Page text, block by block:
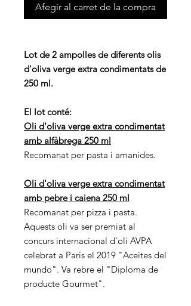
Afegir al carret de la compra
Lot de 2 ampolles de diferents olis
d'oliva verge extra condimentats de
250 ml.
El lot conté:
Oli d'oliva verge extra condimentat
amb alfàbrega 250 ml
Recomanat per pasta i amanides.
Oli d'oliva verge extra condimentat
amb pebre i caiena 250 ml
Recomanat per pizza i pasta.
Aquests oli va ser premiat al
concurs internacional d'oli AVPA
celebrat a París el 2019 "Aceites del
mundo". Va rebre el "Diploma de
producte Gourmet".